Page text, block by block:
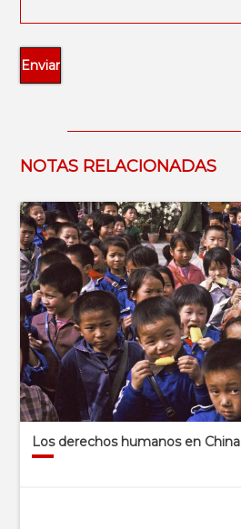
NOTAS RELACIONADAS
Los derechos humanos en China